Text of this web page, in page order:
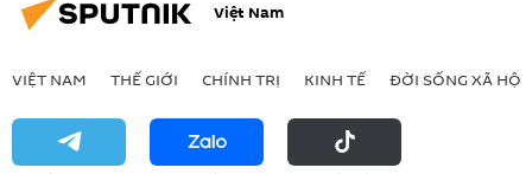
Việt Nam
VIỆT NAM THẾ GIỚI CHÍNH TRỊ KINH TẾ ĐỜI SỐNG XÃ HỘI